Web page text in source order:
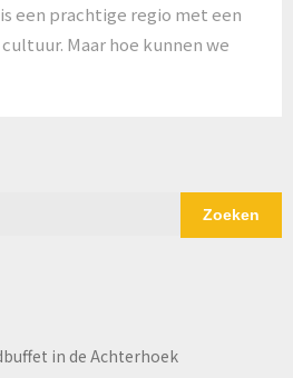
een prachtige regio met een
Maar hoe kunnen we
Zoeken
in de Achterhoek